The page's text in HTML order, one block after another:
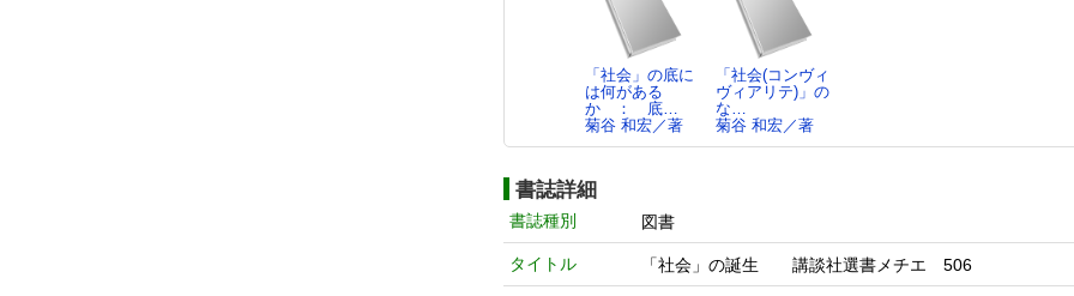
「社会」の底に
は何がある
か ： 底…
菊谷 和宏／著
「社会(コンヴィ
ヴィアリテ)」の
な…
菊谷 和宏／著
書誌詳細
書誌種別 図書
タイトル 「社会」の誕生 講談社選書メチエ 506